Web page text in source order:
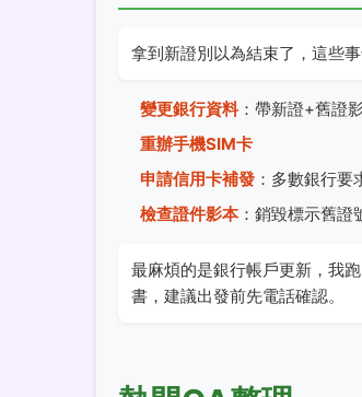
拿到新證別以為結束了，這些事
變更銀行資料：帶新證+舊證
重辦手機SIM卡
申請信用卡補發 ：多數銀行要
檢查證件影本：銷毀標示舊證
最麻煩的是銀行帳戶更新，我
書，建議出發前先電話確認。